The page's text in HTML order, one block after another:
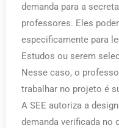
demanda para a
professores. Eles
especificamente para
Estudos ou serem
Nesse caso, o
trabalhar no projeto é
A SEE autoriza a
demanda verificada no